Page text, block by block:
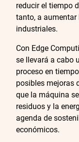
reducir el tiempo
tanto, a
industriales.
Con Edge
se llevará a cabo
proceso en
posibles mejoras
que la máquina
residuos y la
agenda de
económicos.